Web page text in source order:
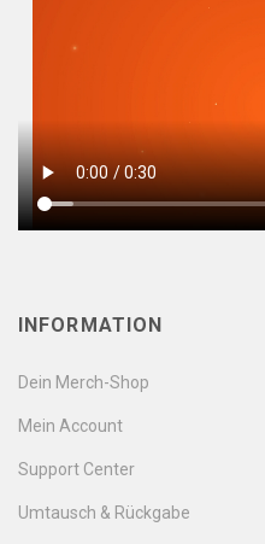
INFORMATION
Dein Merch-Shop
Mein Account
Support Center
Umtausch & Rückgabe